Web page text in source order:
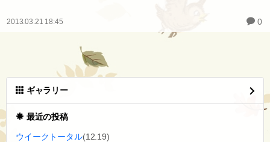
2013.03.21 18:45 0
ギャラリー
最近の投稿
ウイークトータル(12.19)